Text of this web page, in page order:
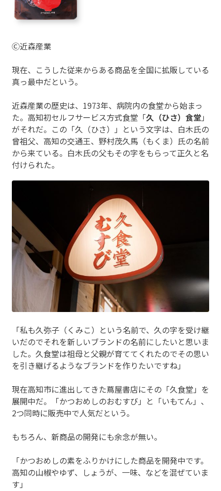
Ⓒ近森産業
現在、こうした従来からある商品を全国に拡販している
真っ最中だという。
近森産業の歴史は、1973年、病院内の食堂から始まっ
た。高知初セルフサービス方式食堂「久（ひさ）食堂」
がそれだ。この「久（ひさ）」という文字は、白木氏の
曾祖父、高知の交通王、野村茂久馬（もくま）氏の名前
から来ている。白木氏の父もその字をもらって正久と名
付けられた。
「私も久弥子（くみこ）という名前で、久の字を受け継
いだのでそれを新しいブランドの名前にしたいと思いま
した。久食堂は祖母と父親が育ててくれたのでその思い
を引き継げるようなブランドを作りたいですね」
現在高知市に進出してきた蔦屋書店にその「久食堂」を
展開中だ。「かつおめしのおむすび」と「いもてん」、
2つ同時に販売中で人気だという。
もちろん、新商品の開発にも余念が無い。
「かつおめしの素をふりかけにした商品を開発中です。
高知の山椒やゆず、しょうが、一味、などを混ぜていま
す」